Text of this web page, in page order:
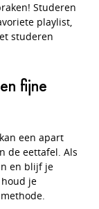
Studeren
playlist,
studeren
fijne
een apart
de eettafel. Als
en blijf je
je